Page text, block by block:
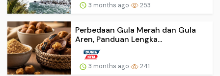
3 months ago 253
Perbedaan Gula Merah dan Gula
Aren, Panduan Lengka...
3 months ago 241